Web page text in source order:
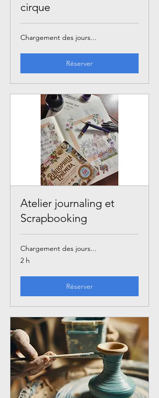
cirque
Chargement des jours...
Réserver
Atelier journaling et
Scrapbooking
Chargement des jours...
2 h
Réserver